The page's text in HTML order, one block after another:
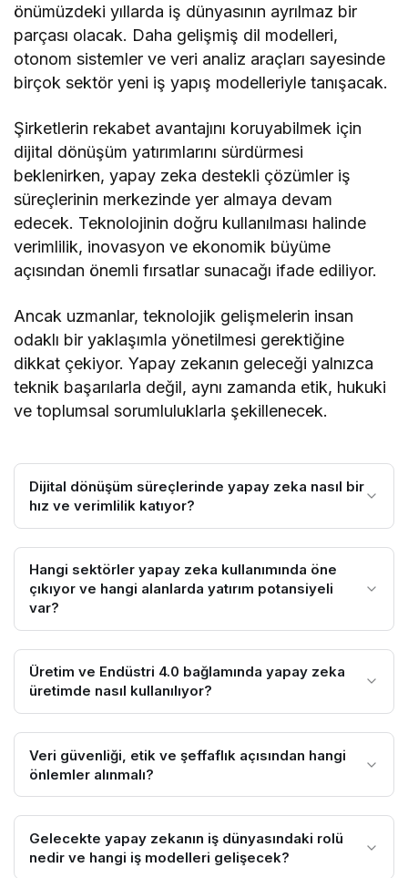
önümüzdeki yıllarda iş dünyasının ayrılmaz bir
parçası olacak. Daha gelişmiş dil modelleri,
otonom sistemler ve veri analiz araçları sayesinde
birçok sektör yeni iş yapış modelleriyle tanışacak.
Şirketlerin rekabet avantajını koruyabilmek için
dijital dönüşüm yatırımlarını sürdürmesi
beklenirken, yapay zeka destekli çözümler iş
süreçlerinin merkezinde yer almaya devam
edecek. Teknolojinin doğru kullanılması halinde
verimlilik, inovasyon ve ekonomik büyüme
açısından önemli fırsatlar sunacağı ifade ediliyor.
Ancak uzmanlar, teknolojik gelişmelerin insan
odaklı bir yaklaşımla yönetilmesi gerektiğine
dikkat çekiyor. Yapay zekanın geleceği yalnızca
teknik başarılarla değil, aynı zamanda etik, hukuki
ve toplumsal sorumluluklarla şekillenecek.
Dijital dönüşüm süreçlerinde yapay zeka nasıl bir
hız ve verimlilik katıyor?
Hangi sektörler yapay zeka kullanımında öne
çıkıyor ve hangi alanlarda yatırım potansiyeli
var?
Üretim ve Endüstri 4.0 bağlamında yapay zeka
üretimde nasıl kullanılıyor?
Veri güvenliği, etik ve şeffaflık açısından hangi
önlemler alınmalı?
Gelecekte yapay zekanın iş dünyasındaki rolü
nedir ve hangi iş modelleri gelişecek?